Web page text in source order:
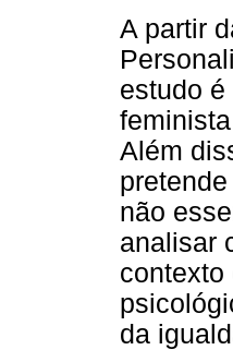
A partir
estudo
Além
não
analisar
contexto
da